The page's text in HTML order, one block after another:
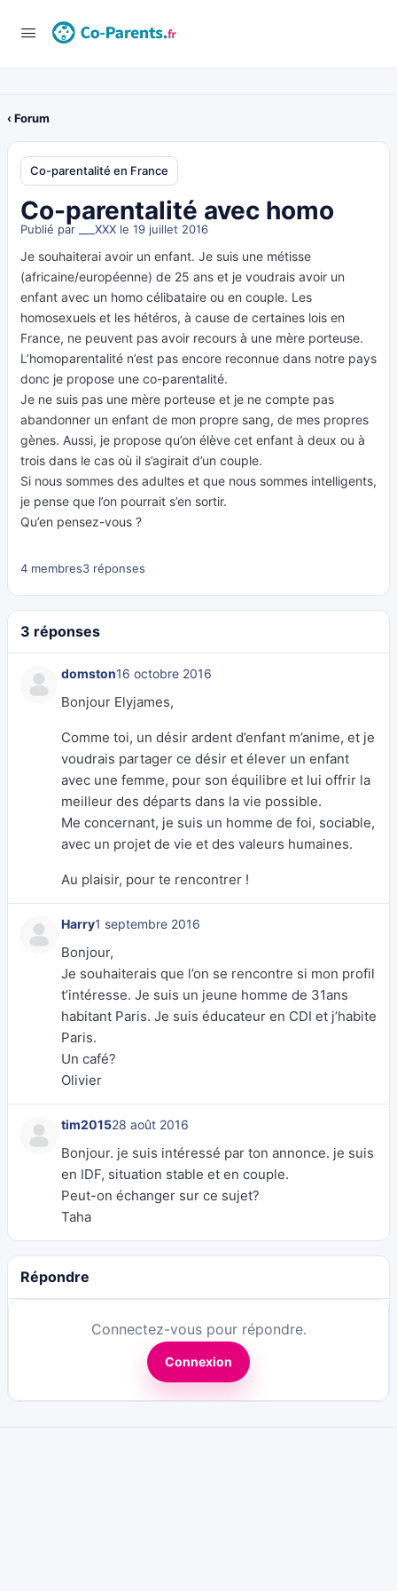
‹ Forum
Co-parentalité en France
Co-parentalité avec homo
Publié par ___XXX le 19 juillet 2016
Je souhaiterai avoir un enfant. Je suis une métisse
(africaine/européenne) de 25 ans et je voudrais avoir un
enfant avec un homo célibataire ou en couple. Les
homosexuels et les hétéros, à cause de certaines lois en
France, ne peuvent pas avoir recours à une mère porteuse.
L’homoparentalité n’est pas encore reconnue dans notre pays
donc je propose une co-parentalité.
Je ne suis pas une mère porteuse et je ne compte pas
abandonner un enfant de mon propre sang, de mes propres
gènes. Aussi, je propose qu’on élève cet enfant à deux ou à
trois dans le cas où il s’agirait d’un couple.
Si nous sommes des adultes et que nous sommes intelligents,
je pense que l’on pourrait s’en sortir.
Qu’en pensez-vous ?
4 membres3 réponses
3 réponses
domston16 octobre 2016
Bonjour Elyjames,
Comme toi, un désir ardent d’enfant m’anime, et je
voudrais partager ce désir et élever un enfant
avec une femme, pour son équilibre et lui offrir la
meilleur des départs dans la vie possible.
Me concernant, je suis un homme de foi, sociable,
avec un projet de vie et des valeurs humaines.
Au plaisir, pour te rencontrer !
Harry1 septembre 2016
Bonjour,
Je souhaiterais que l’on se rencontre si mon profil
t’intéresse. Je suis un jeune homme de 31ans
habitant Paris. Je suis éducateur en CDI et j’habite
Paris.
Un café?
Olivier
tim201528 août 2016
Bonjour. je suis intéressé par ton annonce. je suis
en IDF, situation stable et en couple.
Peut-on échanger sur ce sujet?
Taha
Répondre
Connectez-vous pour répondre.
Connexion